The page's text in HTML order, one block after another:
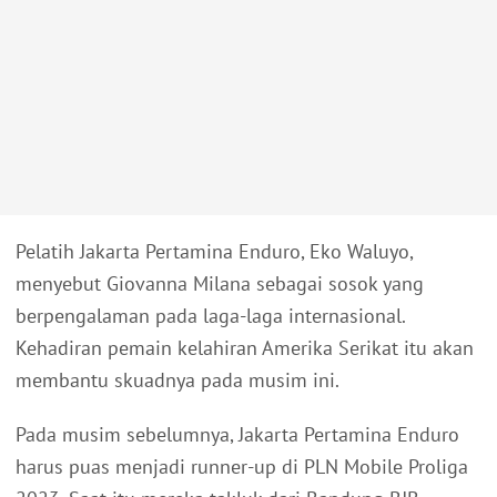
Pelatih Jakarta Pertamina Enduro, Eko Waluyo,
menyebut Giovanna Milana sebagai sosok yang
berpengalaman pada laga-laga internasional.
Kehadiran pemain kelahiran Amerika Serikat itu akan
membantu skuadnya pada musim ini.
Pada musim sebelumnya, Jakarta Pertamina Enduro
harus puas menjadi runner-up di PLN Mobile Proliga